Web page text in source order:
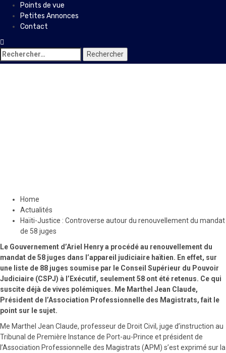
Points de vue
Petites Annonces
Contact
Rechercher :
Home
Actualités
Haïti-Justice : Controverse autour du renouvellement du mandat
de 58 juges
Le Gouvernement d’Ariel Henry a procédé au renouvellement du
mandat de 58 juges dans l’appareil judiciaire haïtien. En effet, sur
une liste de 88 juges soumise par le Conseil Supérieur du Pouvoir
Judiciaire (CSPJ) à l’Exécutif, seulement 58 ont été retenus. Ce qui
suscite déjà de vives polémiques. Me Marthel Jean Claude,
Président de l’Association Professionnelle des Magistrats, fait le
point sur le sujet.
Me Marthel Jean Claude, professeur de Droit Civil, juge d’instruction au
Tribunal de Première Instance de Port-au-Prince et président de
l’Association Professionnelle des Magistrats (APM) s’est exprimé sur la